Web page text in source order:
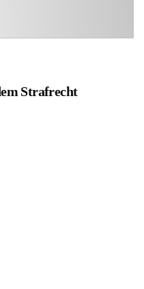
Strafrecht